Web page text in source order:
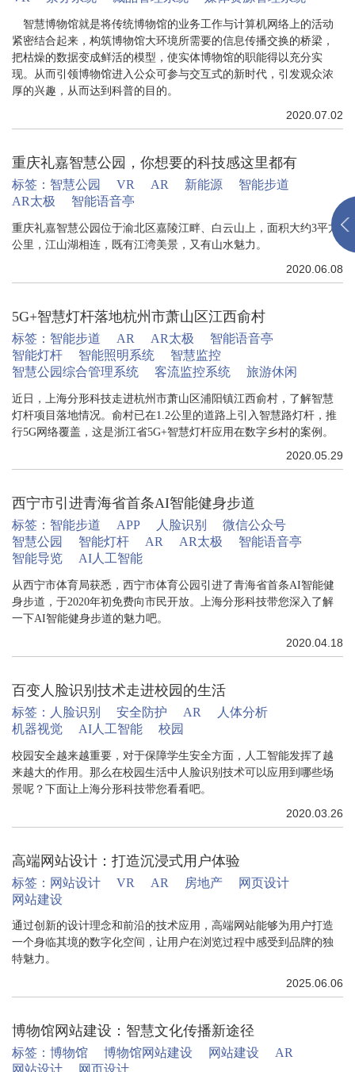
智慧博物馆就是将传统博物馆的业务工作与计算机网络上的活动
紧密结合起来，构筑博物馆大环境所需要的信息传播交换的桥梁，
把枯燥的数据变成鲜活的模型，使实体博物馆的职能得以充分实
现。从而引领博物馆进入公众可参与交互式的新时代，引发观众浓
厚的兴趣，从而达到科普的目的。
2020.07.02
重庆礼嘉智慧公园，你想要的科技感这里都有
标签： 智慧公园 VR AR 新能源
智能步道
AR太极
智能语音亭
重庆礼嘉智慧公园位于渝北区嘉陵江畔、白云山上，面积大约3平方
公里，江山湖相连，既有江湾美景，又有山水魅力。
2020.06.08
5G+智慧灯杆落地杭州市萧山区江西俞村
标签： 智能步道 AR AR太极
智能语音亭
智能灯杆
智能照明系统
智慧监控
智慧公园综合管理系统
客流监控系统 旅游休闲
近日，上海分形科技走进杭州市萧山区浦阳镇江西俞村，了解智慧
灯杆项目落地情况。俞村已在1.2公里的道路上引入智慧路灯杆，推
行5G网络覆盖，这是浙江省5G+智慧灯杆应用在数字乡村的案例。
2020.05.29
西宁市引进青海省首条AI智能健身步道
标签： 智能步道 APP 人脸识别
微信公众号
智慧公园
智能灯杆 AR AR太极
智能语音亭
智能导览
AI人工智能
从西宁市体育局获悉，西宁市体育公园引进了青海省首条AI智能健
身步道，于2020年初免费向市民开放。上海分形科技带您深入了解
一下AI智能健身步道的魅力吧。
2020.04.18
百变人脸识别技术走进校园的生活
标签： 人脸识别 安全防护 AR
人体分析
机器视觉
AI人工智能 校园
校园安全越来越重要，对于保障学生安全方面，人工智能发挥了越
来越大的作用。那么在校园生活中人脸识别技术可以应用到哪些场
景呢？下面让上海分形科技带您看看吧。
2020.03.26
高端网站设计：打造沉浸式用户体验
标签： 网站设计 VR AR 房地产
网页设计
网站建设
通过创新的设计理念和前沿的技术应用，高端网站能够为用户打造
一个身临其境的数字化空间，让用户在浏览过程中感受到品牌的独
特魅力。
2025.06.06
博物馆网站建设：智慧文化传播新途径
标签： 博物馆 博物馆网站建设 网站建设
AR